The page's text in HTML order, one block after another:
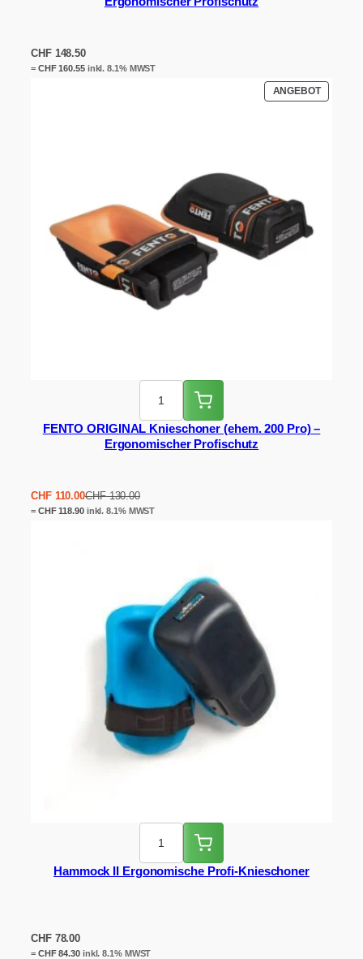
CHF148.50
= CHF160.55inkl. 8.1% MWST
ANGEBOT
IM
FENTO ORIGINAL Knieschoner (ehem. 200 Pro) –
Ergonomischer Profischutz
CHF130.00
Ursprünglicher
Preis
CHF110.00
Aktueller
Preis
= CHF118.90inkl. 8.1% MWST
Hammock II Ergonomische Profi-Knieschoner
CHF78.00
= CHF84.30inkl. 8.1% MWST